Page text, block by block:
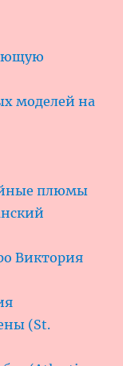
моделей на
плюмы
Виктория
(St.